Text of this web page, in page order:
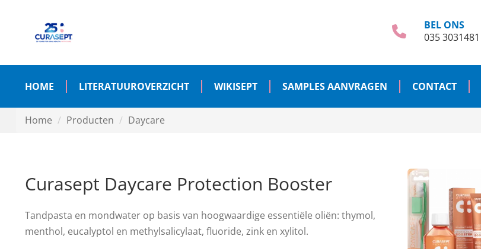
BEL ONS
035 3031481
HOME LITERATUUROVERZICHT WIKISEPT SAMPLES AANVRAGEN CONTACT
Home Producten Daycare
Curasept Daycare Protection Booster
Tandpasta en mondwater op basis van hoogwaardige essentiële oliën: thymol,
menthol, eucalyptol en methylsalicylaat, fluoride, zink en xylitol.